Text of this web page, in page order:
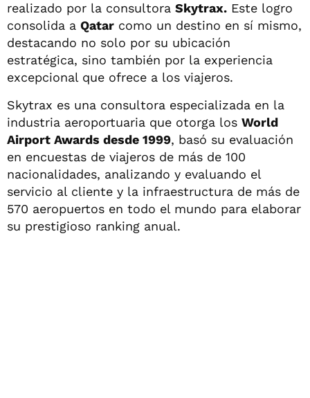
realizado por la consultora Skytrax. Este logro
consolida a Qatar como un destino en sí mismo,
destacando no solo por su ubicación
estratégica, sino también por la experiencia
excepcional que ofrece a los viajeros.
Skytrax es una consultora especializada en la
industria aeroportuaria que otorga los World
Airport Awards desde 1999, basó su evaluación
en encuestas de viajeros de más de 100
nacionalidades, analizando y evaluando el
servicio al cliente y la infraestructura de más de
570 aeropuertos en todo el mundo para elaborar
su prestigioso ranking anual.